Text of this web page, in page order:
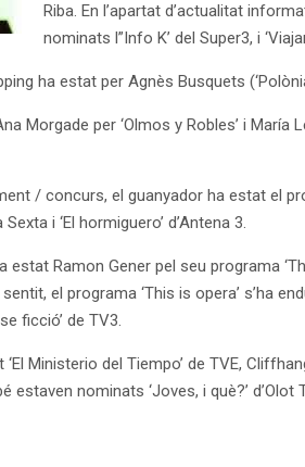
Riba. En l’apartat d’actualitat
nominats l”Info K’ del Super3, i
ha estat per Agnès Busquets
Morgade per ‘Olmos y Robles’ i María
/ concurs, el guanyador ha estat el
i ‘El hormiguero’ d’Antena 3.
estat Ramon Gener pel seu programa
el programa ‘This is opera’
ficció’ de TV3.
Ministerio del Tiempo’ de TVE,
estaven nominats ‘Joves, i què?’